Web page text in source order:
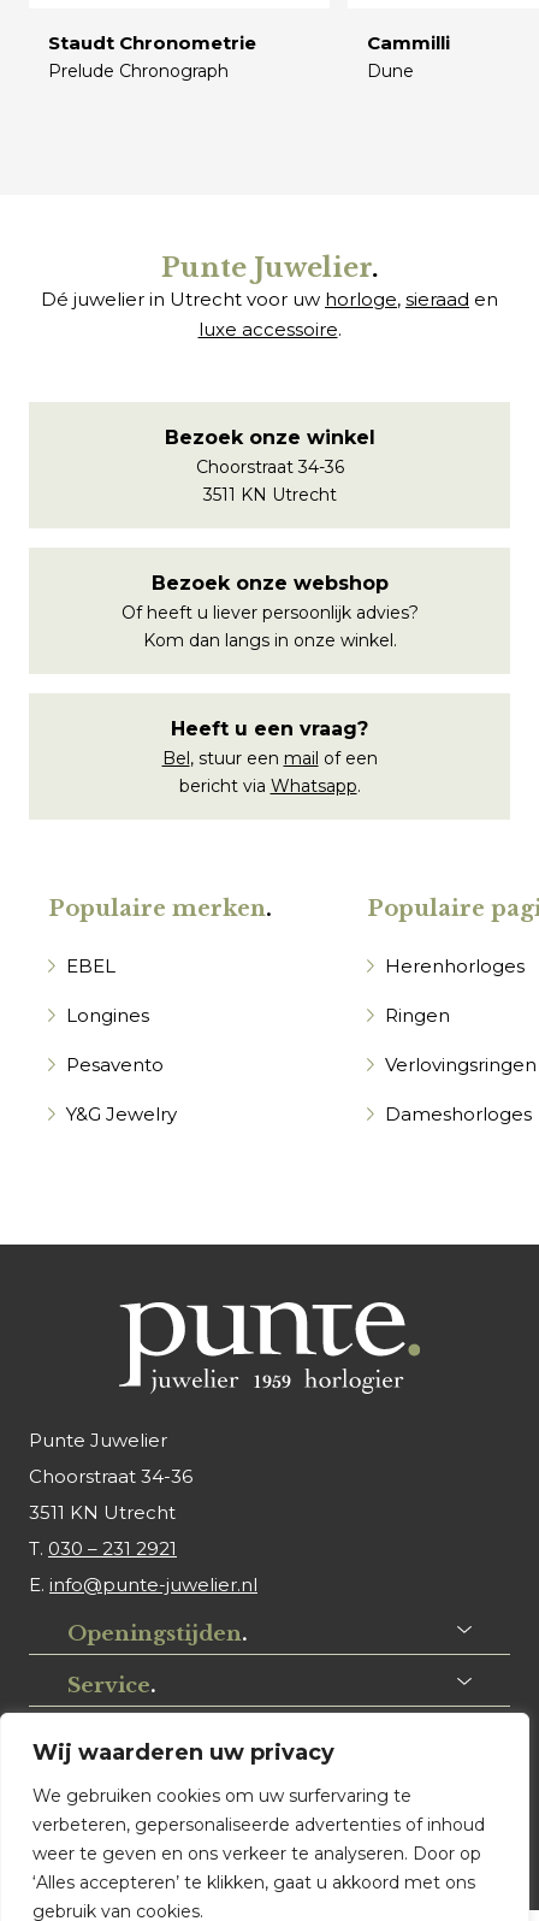
Wij waarderen uw privacy
We gebruiken cookies om uw surfervaring te
verbeteren, gepersonaliseerde advertenties of inhoud
weer te geven en ons verkeer te analyseren. Door op
‘Alles accepteren’ te klikken, gaat u akkoord met ons
gebruik van cookies.
Staudt Chronometrie
Prelude Chronograph
Cammilli
Dune
Punte Juwelier.
Dé juwelier in Utrecht voor uw horloge, sieraad en
luxe accessoire.
Bezoek onze winkel
Choorstraat 34-36
3511 KN Utrecht
Bezoek onze webshop
Of heeft u liever persoonlijk advies?
Kom dan langs in onze winkel.
Heeft u een vraag?
Bel, stuur een mail of een
bericht via Whatsapp.
Populaire merken.
EBEL
Longines
Pesavento
Y&G Jewelry
Populaire
Herenhorloges
Ringen
Verlovingsringen
Dameshorloges
Punte Juwelier
Choorstraat 34-36
3511 KN Utrecht
T. 030 – 231 2921
E. info@punte-juwelier.nl
Openingstijden.
Service.
Volg ons